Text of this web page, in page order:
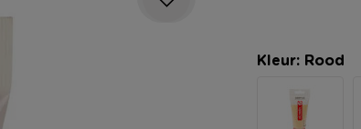
Kleur: Rood